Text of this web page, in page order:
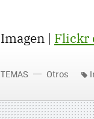
Imagen | Flickr
TEMAS Otros